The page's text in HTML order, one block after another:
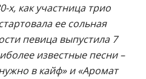
х, как участница трио
ее сольная
певица выпустила 7
известные песни –
в кайф» и «Аромат